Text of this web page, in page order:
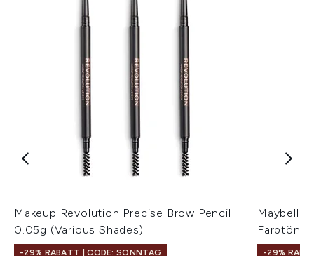
Makeup Revolution Precise Brow Pencil
0.05g (Various Shades)
-29% RABATT | CODE: SONNTAG
Farbtöne)
-29%